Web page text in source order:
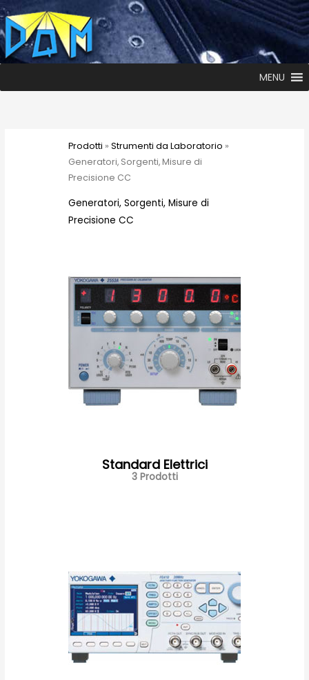
MENU
Prodotti » Strumenti da Laboratorio »
Generatori, Sorgenti, Misure di
Precisione CC
Generatori, Sorgenti, Misure di
Precisione CC
Standard Elettrici
3 Prodotti